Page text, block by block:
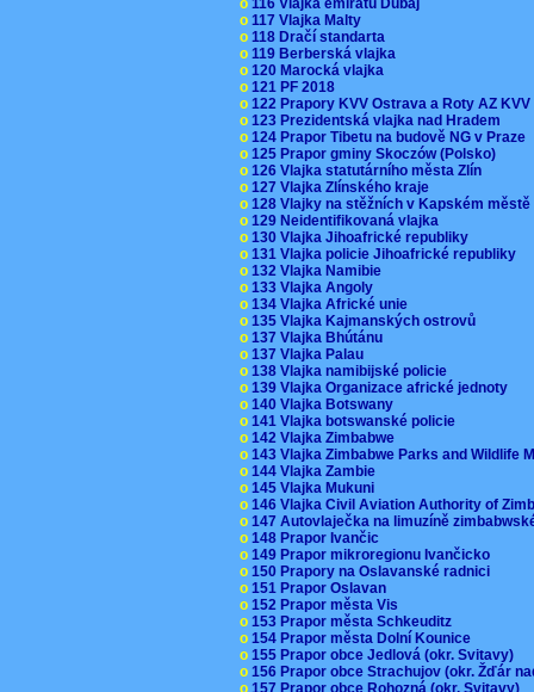
o 117 Vlajka Malty
o 118 Dračí standarta
o 119 Berberská vlajka
o 120 Marocká vlajka
o 121 PF 2018
o 122 Prapory KVV Ostrava a Roty AZ
o 123 Prezidentská vlajka nad Hradem
o 124 Prapor Tibetu na budově NG v Praze
o 125 Prapor gminy Skoczów (Polsko)
o 126 Vlajka statutárního města Zlín
o 127 Vlajka Zlínského kraje
o 128 Vlajky na stěžních v Kapském
o 129 Neidentifikovaná vlajka
o 130 Vlajka Jihoafrické republiky
o 131 Vlajka policie Jihoafrické republiky
o 132 Vlajka Namibie
o 133 Vlajka Angoly
o 134 Vlajka Africké unie
o 135 Vlajka Kajmanských ostrovů
o 137 Vlajka Bhútánu
o 137 Vlajka Palau
o 138 Vlajka namibijské policie
o 139 Vlajka Organizace africké jednoty
o 140 Vlajka Botswany
o 141 Vlajka botswanské policie
o 142 Vlajka Zimbabwe
o 143 Vlajka Zimbabwe Parks and Wildlife
o 144 Vlajka Zambie
o 145 Vlajka Mukuni
o 146 Vlajka Civil Aviation Authority of
o 147 Autovlaječka na limuzíně
o 148 Prapor Ivančic
o 149 Prapor mikroregionu Ivančicko
o 150 Prapory na Oslavanské radnici
o 151 Prapor Oslavan
o 152 Prapor města Vis
o 153 Prapor města Schkeuditz
o 154 Prapor města Dolní Kounice
o 155 Prapor obce Jedlová (okr. Svitavy)
o 156 Prapor obce Strachujov (okr. Žďár
o 157 Prapor obce Rohozná (okr. Svitavy)